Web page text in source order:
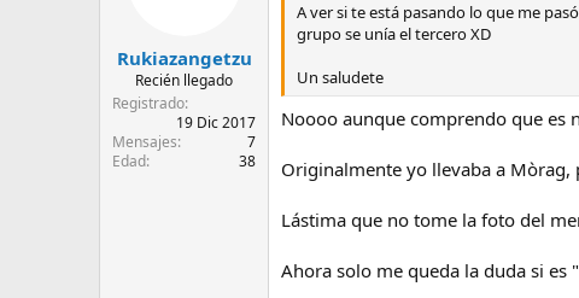
Rukiazangetzu
Recién llegado
Registrado
19 Dic 2017
Mensajes
7
Edad
38
A ver si te está pasando lo que me
grupo se unía el tercero XD
Un saludete
Noooo aunque comprendo que es
Originalmente yo llevaba a Mòrag,
Lástima que no tome la foto del
Ahora solo me queda la duda si es